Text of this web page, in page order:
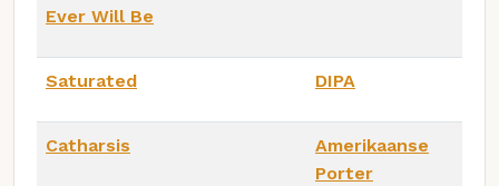
Ever Will Be
Saturated DIPA
Catharsis
Amerikaanse
Porter